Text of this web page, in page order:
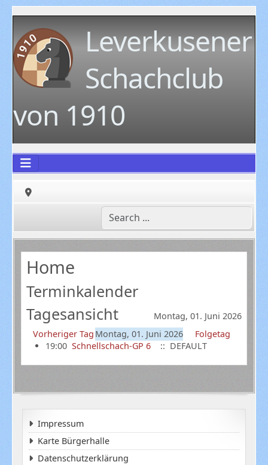
Leverkusener
Schachclub
von 1910
Home
Terminkalender
Tagesansicht
Montag, 01. Juni 2026
Vorheriger Tag Montag, 01. Juni 2026
Folgetag
19:00 Schnellschach-GP 6 :: DEFAULT
Impressum
Karte Bürgerhalle
Datenschutzerklärung